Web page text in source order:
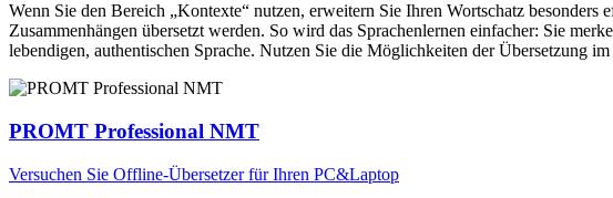
Wenn Sie den Bereich „Kontexte“ nutzen, erweitern Sie Ihren Wortschatz
Zusammenhängen übersetzt werden. So wird das Sprachenlernen einfacher: Sie
lebendigen, authentischen Sprache. Nutzen Sie die Möglichkeiten der Übersetzung
PROMT Professional NMT
Versuchen Sie Offline-Übersetzer für Ihren PC&Laptop